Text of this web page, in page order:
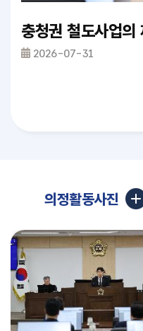
2026-07-31
의정활동사진